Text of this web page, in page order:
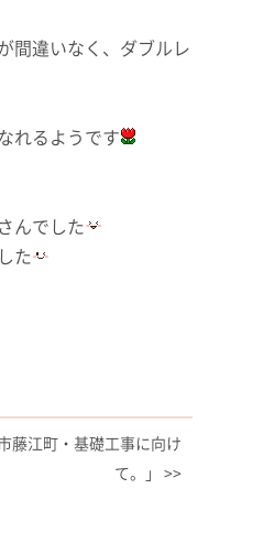
間違いなく、ダブルレ
れるようです
んでした
た
藤江町・基礎工事に向け
て。」 >>